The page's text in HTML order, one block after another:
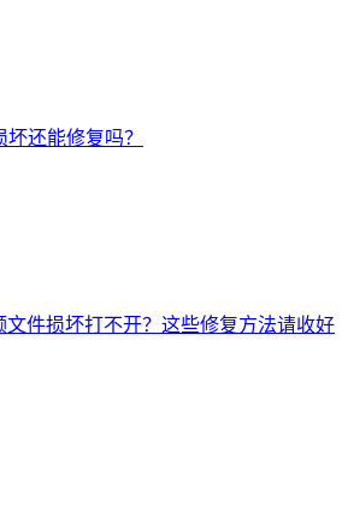
还能修复吗？
件损坏打不开？这些修复方法请收好